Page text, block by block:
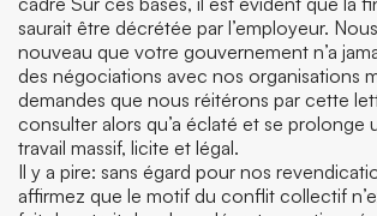
saurait être décrétée par l’employeur.
nouveau que votre gouvernement n’a
des négociations avec nos organisations
demandes que nous réitérons par cette
consulter alors qu’a éclaté et se prolonge
travail massif, licite et légal.
Il y a pire: sans égard pour nos
affirmez que le motif du conflit collectif